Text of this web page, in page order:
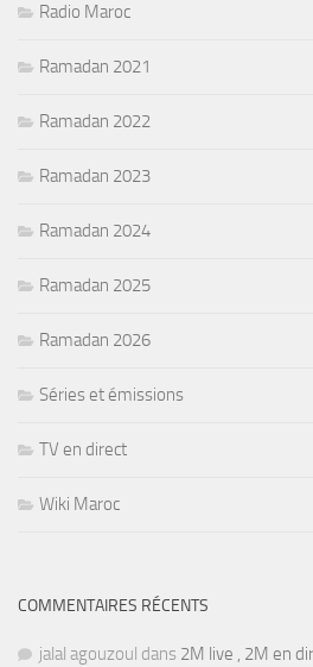
Radio Maroc
Ramadan 2021
Ramadan 2022
Ramadan 2023
Ramadan 2024
Ramadan 2025
Ramadan 2026
Séries et émissions
TV en direct
Wiki Maroc
COMMENTAIRES RÉCENTS
jalal agouzoul dans 2M live , 2M en